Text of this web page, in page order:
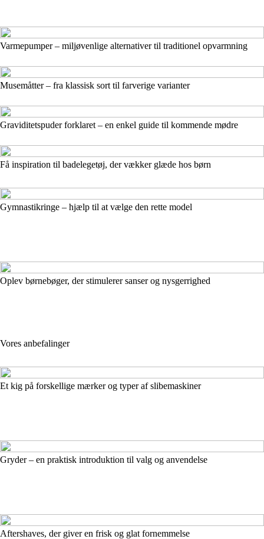
Varmepumper – miljøvenlige alternativer til traditionel opvarmning
Musemåtter – fra klassisk sort til farverige varianter
Graviditetspuder forklaret – en enkel guide til kommende mødre
Få inspiration til badelegetøj, der vækker glæde hos børn
Gymnastikringe – hjælp til at vælge den rette model
Oplev børnebøger, der stimulerer sanser og nysgerrighed
Vores anbefalinger
Et kig på forskellige mærker og typer af slibemaskiner
Gryder – en praktisk introduktion til valg og anvendelse
Aftershaves, der giver en frisk og glat fornemmelse